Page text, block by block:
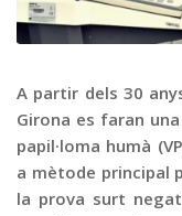
Publicitat
Contacte
A partir dels 30
Girona es faran
papil·loma humà
a mètode principal
la prova surt